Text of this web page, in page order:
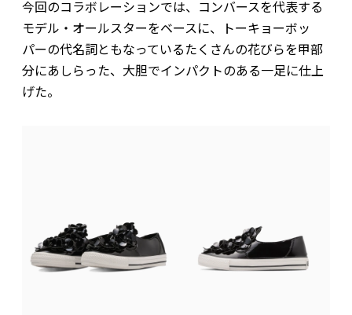
今回のコラボレーションでは、コンバースを代表する
モデル・オールスターをベースに、トーキョーボッ
パーの代名詞ともなっているたくさんの花びらを甲部
分にあしらった、大胆でインパクトのある一足に仕上
げた。